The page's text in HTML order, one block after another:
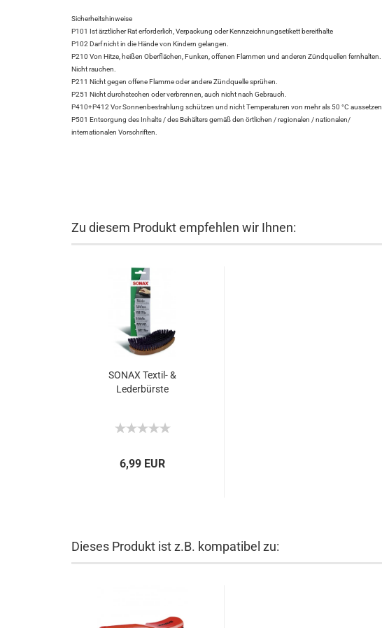
Sicherheitshinweise
P101 Ist ärztlicher Rat erforderlich, Verpackung oder Kennzeichnungsetikett bereithalte
P102 Darf nicht in die Hände von Kindern gelangen.
P210 Von Hitze, heißen Oberflächen, Funken, offenen Flammen und anderen Zündquellen fernhalten.
Nicht rauchen.
P211 Nicht gegen offene Flamme oder andere Zündquelle sprühen.
P251 Nicht durchstechen oder verbrennen, auch nicht nach Gebrauch.
P410+P412 Vor Sonnenbestrahlung schützen und nicht Temperaturen von mehr als 50 °C aussetzen.
P501 Entsorgung des Inhalts / des Behälters gemäß den örtlichen / regionalen / nationalen/
internationalen Vorschriften.
Zu diesem Produkt empfehlen wir Ihnen:
SONAX Textil- &
Lederbürste
6,99 EUR
Dieses Produkt ist z.B. kompatibel zu: